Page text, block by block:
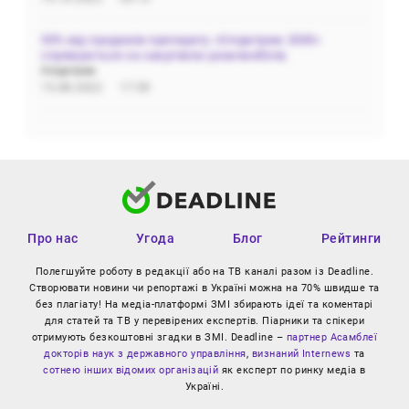
50% від продажів препарату «Олідетрим 2000»
спрямуються на закупівлю реанімобілів.
Про нас Угода Блог Рейтинги
Полегшуйте роботу в редакції або на ТВ каналі разом із Deadline.
Створювати новини чи репортажі в Україні можна на 70% швидше та
без плагіату! На медіа-платформі ЗМІ збирають ідеї та коментарі
для статей та ТВ у перевірених експертів. Піарники та спікери
отримують безкоштовні згадки в ЗМІ. Deadline – партнер Асамблеї
докторів наук з державного управління, визнаний Internews та
сотнею інших відомих організацій як експерт по ринку медіа в
Україні.